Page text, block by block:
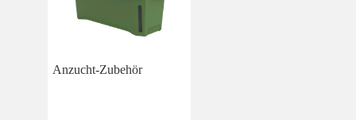
Anzucht-Zubehör